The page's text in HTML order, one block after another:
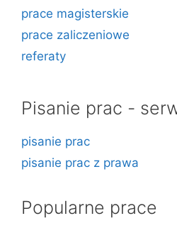
prace magisterskie
prace zaliczeniowe
referaty
Pisanie prac -
pisanie prac
pisanie prac z prawa
Popularne prace